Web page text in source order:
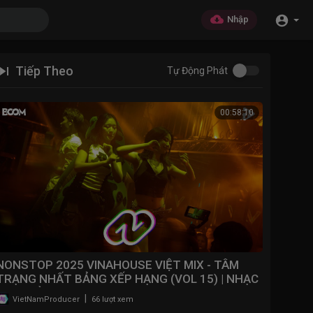
Nhập
Tiếp Theo Tự Động Phát
00:58:10
2025 VINAHOUSE VIỆT MIX - TÂM
NHẤT BẢNG XẾP HẠNG (VOL 15) | NHẠC
PHÒNG 2025
VietNamProducer 66 lượt xem